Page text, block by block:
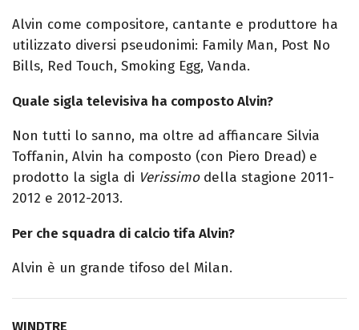
Alvin come compositore, cantante e produttore ha
utilizzato diversi pseudonimi: Family Man, Post No
Bills, Red Touch, Smoking Egg, Vanda.
Quale sigla televisiva ha composto Alvin?
Non tutti lo sanno, ma oltre ad affiancare Silvia
Toffanin, Alvin ha composto (con Piero Dread) e
prodotto la sigla di Verissimodella stagione 2011-
2012 e 2012-2013.
Per che squadra di calcio tifa Alvin?
Alvin è un grande tifoso del Milan.